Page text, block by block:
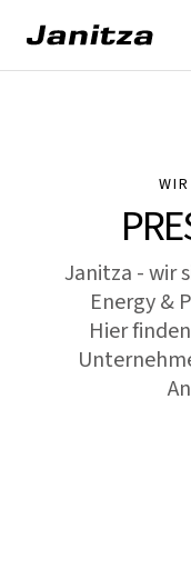
Janitza - wir
Energy &
Hier